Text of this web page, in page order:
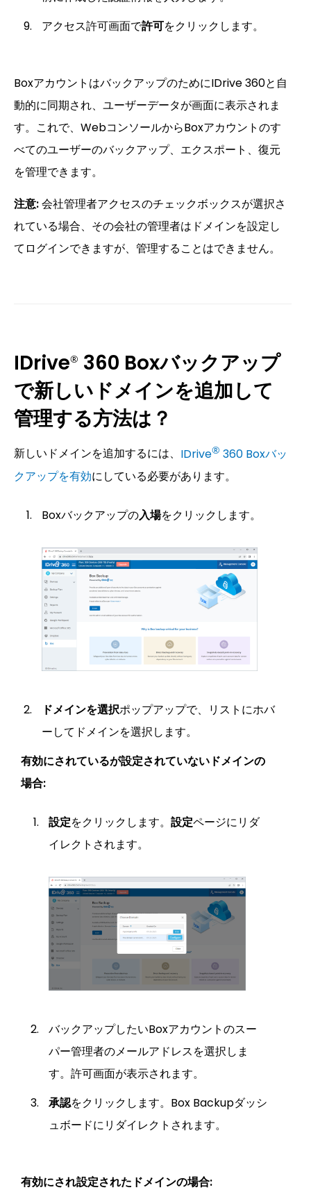
アクセス許可画面で許可をクリックします。
BoxアカウントはバックアップのためにIDrive 360と自
動的に同期され、ユーザーデータが画面に表示されま
す。これで、WebコンソールからBoxアカウントのす
べてのユーザーのバックアップ、エクスポート、復元
を管理できます。
注意:会社管理者アクセスのチェックボックスが選択さ
れている場合、その会社の管理者はドメインを設定し
てログインできますが、管理することはできません。
IDrive® 360 Boxバックアップ
で新しいドメインを追加して
管理する方法は？
新しいドメインを追加するには、 IDrive® 360 Boxバッ
クアップを有効にしている必要があります。
Boxバックアップの入場をクリックします。
ドメインを選択ポップアップで、リストにホバ
ーしてドメインを選択します。
有効にされているが設定されていないドメインの
場合:
設定をクリックします。 設定ページにリダ
イレクトされます。
バックアップしたいBoxアカウントのスー
パー管理者のメールアドレスを選択しま
す。許可画面が表示されます。
承認をクリックします。Box Backupダッシ
ュボードにリダイレクトされます。
有効にされ設定されたドメインの場合: